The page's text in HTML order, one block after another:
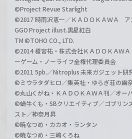
©Project Revue Starlight
©2017 時雨沢恵一／ＫＡＤＯＫＡＷＡ ア
GGO Project illust.黒星紅白
TM ©TOHO CO., LTD.
©2014 榎宮祐・株式会社ＫＡＤＯＫＡＷ
ーゲーム・ノーライフ全権代理委員会
©2011 5pb.／Nitroplus 未来ガジェット研
©ミウラタダヒロ／集英社・ゆらぎ荘の幽
©丸山くがね・ＫＡＤＯＫＡＷＡ刊／オー
©蝸牛くも・SBクリエイティブ／ゴブリ
スト／神奈月昇
©暁なつめ・カカオ・ランタン
©暁なつめ・三嶋くろね